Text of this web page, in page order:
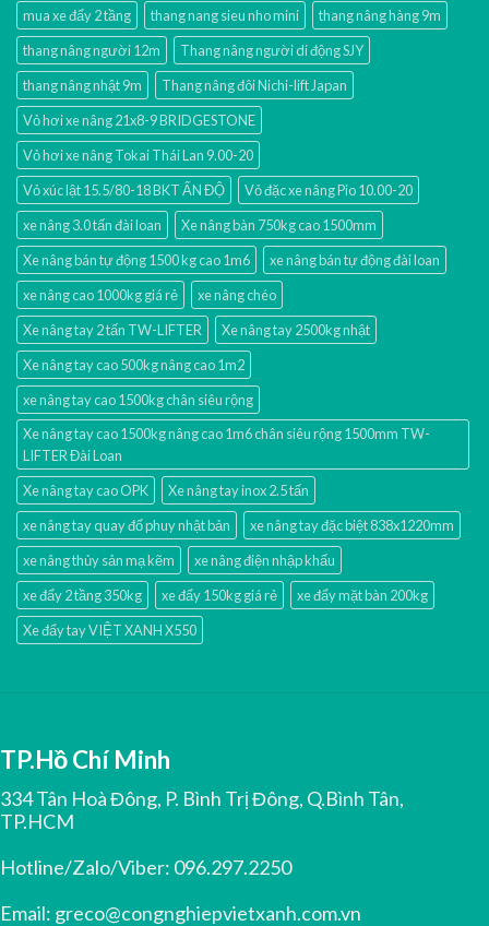
mua xe đẩy 2 tầng
thang nang sieu nho mini
thang nâng hàng 9m
thang nâng người 12m
Thang nâng người di động SJY
thang nâng nhật 9m
Thang nâng đôi Nichi-lift Japan
Vỏ hơi xe nâng 21x8-9 BRIDGESTONE
Vỏ hơi xe nâng Tokai Thái Lan 9.00-20
Vỏ xúc lật 15.5/80-18 BKT ẤN ĐỘ
Vỏ đặc xe nâng Pio 10.00-20
xe nâng 3.0 tấn đài loan
Xe nâng bàn 750kg cao 1500mm
Xe nâng bán tự động 1500 kg cao 1m6
xe nâng bán tự động đài loan
xe nâng cao 1000kg giá rẻ
xe nâng chéo
Xe nâng tay 2 tấn TW-LIFTER
Xe nâng tay 2500kg nhật
Xe nâng tay cao 500kg nâng cao 1m2
xe nâng tay cao 1500kg chân siêu rộng
Xe nâng tay cao 1500kg nâng cao 1m6 chân siêu rộng 1500mm TW-
LIFTER Đài Loan
Xe nâng tay cao OPK
Xe nâng tay inox 2.5 tấn
xe nâng tay quay đổ phuy nhật bản
xe nâng tay đặc biệt 838x1220mm
xe nâng thủy sản mạ kẽm
xe nâng điện nhập khấu
xe đẩy 2 tầng 350kg
xe đẩy 150kg giá rẻ
xe đẩy mặt bàn 200kg
Xe đẩy tay VIỆT XANH X550
TP.Hồ Chí Minh
334 Tân Hoà Đông, P. Bình Trị Đông, Q.Bình Tân,
TP.HCM
Hotline/Zalo/Viber: 096.297.2250
Email: greco@congnghiepvietxanh.com.vn